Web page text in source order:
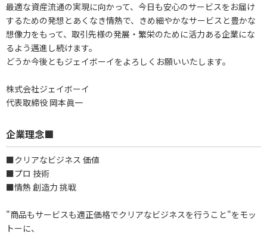
最適な資産流通の実現に向かって、今日も安心のサービスをお届け
するための発想とあくなき情熱で、きめ細やかなサービスと豊かな
想像力をもって、取引先様の発展・繁栄のために活力ある企業にな
るよう邁進し続けます。
どうか今後ともジェイボーイをよろしくお願いいたします。
株式会社ジェイボーイ
代表取締役 岡本眞一
企業理念■
■クリアなビジネス 価値
■プロ 技術
■情熱 創造力 挑戦
"商品もサービスも適正価格でクリアなビジネスを行うこと"をモッ
トーに、